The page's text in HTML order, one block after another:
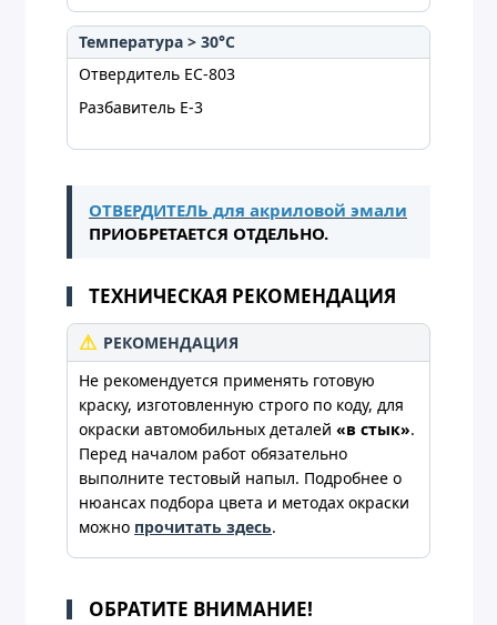
Температура > 30°C
Отвердитель EC-803
Разбавитель E-3
ОТВЕРДИТЕЛЬ для акриловой эмали
ПРИОБРЕТАЕТСЯ ОТДЕЛЬНО.
ТЕХНИЧЕСКАЯ РЕКОМЕНДАЦИЯ
РЕКОМЕНДАЦИЯ
Не рекомендуется применять готовую
краску, изготовленную строго по коду, для
окраски автомобильных деталей «в стык».
Перед началом работ обязательно
выполните тестовый напыл. Подробнее о
нюансах подбора цвета и методах окраски
можно прочитать здесь.
ОБРАТИТЕ ВНИМАНИЕ!